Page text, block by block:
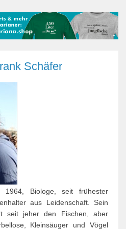
Schäfer
1964, Biologe, seit frühester
aus Leidenschaft. Sein
seit jeher den Fischen, aber
Kleinsäuger und Vögel